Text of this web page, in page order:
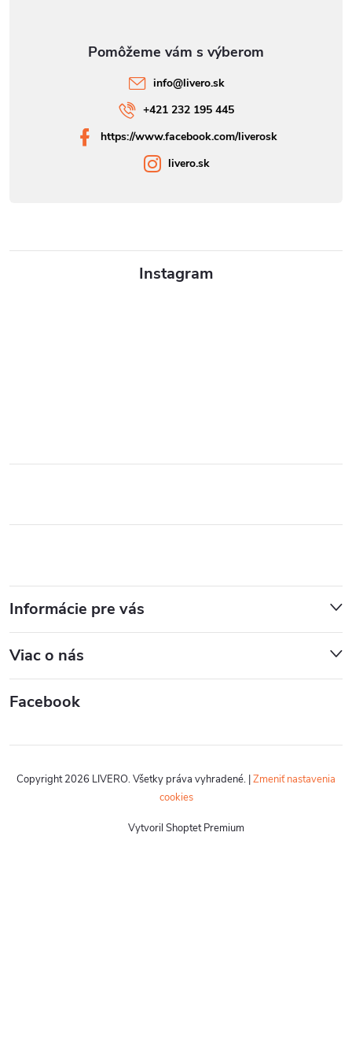
Instagram
Informácie pre vás
Viac o nás
Facebook
info@livero.sk
+421 232 195 445
https://www.facebook.com/liverosk
livero.sk
Vytvoril Shoptet Premium
Copyright 2026 LIVERO. Všetky práva vyhradené. |Zmeniť nastavenia
cookies